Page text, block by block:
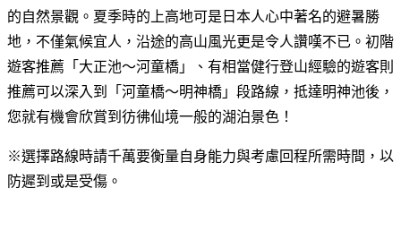
的自然景觀。夏季時的上高地可是日本人心中著名的避暑勝
地，不僅氣候宜人，沿途的高山風光更是令人讚嘆不已。初階
遊客推薦「大正池～河童橋」、有相當健行登山經驗的遊客則
推薦可以深入到「河童橋～明神橋」段路線，抵達明神池後，
您就有機會欣賞到彷彿仙境一般的湖泊景色！
※選擇路線時請千萬要衡量自身能力與考慮回程所需時間，以
防遲到或是受傷。